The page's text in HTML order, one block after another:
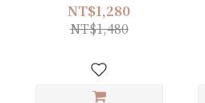
NT$1,280
NT$1,480